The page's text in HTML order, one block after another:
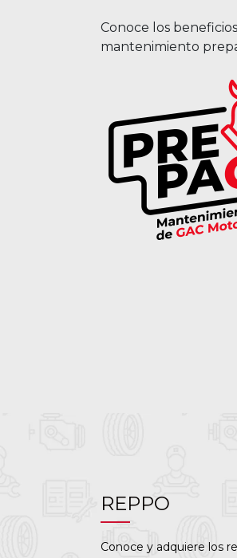
Conoce los
mantenimiento
REPPO
Conoce y adquiere los